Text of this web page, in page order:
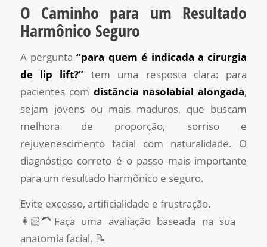
O Caminho para um Resultado
Harmônico Seguro
A pergunta“para quem é indicada a cirurgia
de lip lift?” tem uma resposta clara: para
pacientes com distância nasolabial alongada,
sejam jovens ou mais maduros, que buscam
melhora de proporção, sorriso e
rejuvenescimento facial com naturalidade. O
diagnóstico correto é o passo mais importante
para um resultado harmônico e seguro.
Evite excesso, artificialidade e frustração.
👩🏻‍🦱Faça uma avaliação baseada na sua
anatomia facial. 📝